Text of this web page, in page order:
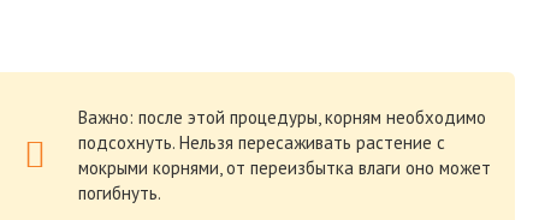
Важно: после этой процедуры, корням необходимо
подсохнуть. Нельзя пересаживать растение с
мокрыми корнями, от переизбытка влаги оно может
погибнуть.